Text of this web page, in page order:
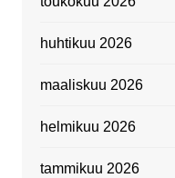
huhtikuu 2026
maaliskuu 2026
helmikuu 2026
tammikuu 2026